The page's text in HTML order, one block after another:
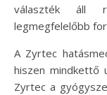
választék áll
legmegfelelőbb
A Zyrtec
hiszen mindkettő
Zyrtec a